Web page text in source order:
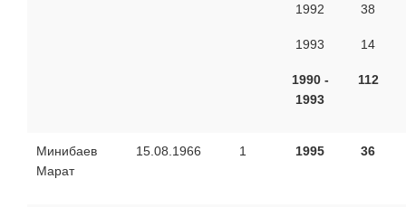
1992
1993
1990 -
1993
38
14
112
Минибаев
Марат
15.08.1966 1 1995 36